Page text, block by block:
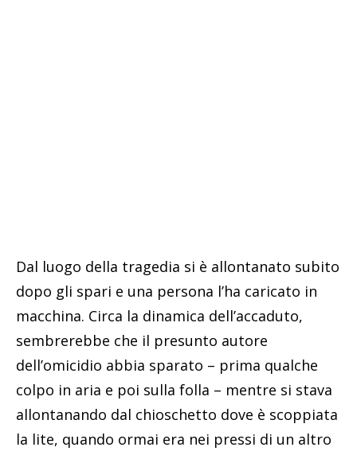
Dal luogo della tragedia si è allontanato subito
dopo gli spari e una persona l’ha caricato in
macchina. Circa la dinamica dell’accaduto,
sembrerebbe che il presunto autore
dell’omicidio abbia sparato – prima qualche
colpo in aria e poi sulla folla – mentre si stava
allontanando dal chioschetto dove è scoppiata
la lite, quando ormai era nei pressi di un altro